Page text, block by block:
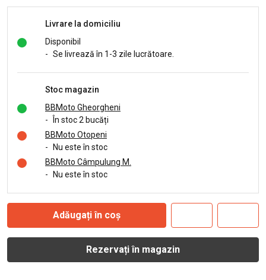
Livrare la domiciliu
Disponibil
- Se livrează în 1-3 zile lucrătoare.
Stoc magazin
BBMoto Gheorgheni
-
În stoc 2 bucăți
BBMoto Otopeni
-
Nu este în stoc
BBMoto Câmpulung M.
-
Nu este în stoc
Adăugați în coș
Rezervați în magazin